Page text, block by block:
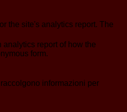
the site's analytics report. The
report of how the
form.
informazioni per